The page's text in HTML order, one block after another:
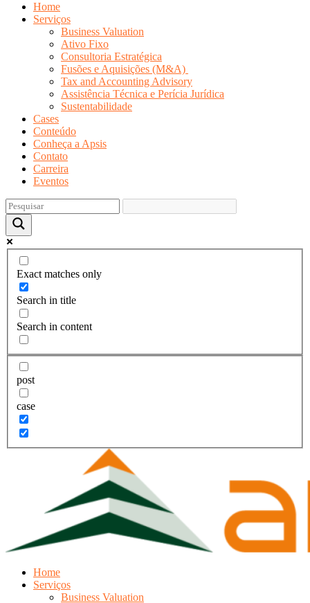
Home
Serviços
Business Valuation
Ativo Fixo
Consultoria Estratégica
Fusões e Aquisições (M&A)
Tax and Accounting Advisory
Assistência Técnica e Perícia Jurídica
Sustentabilidade
Cases
Conteúdo
Conheça a Apsis
Contato
Carreira
Eventos
Exact matches only
Search in title
Search in content
post
case
Home
Serviços
Business Valuation